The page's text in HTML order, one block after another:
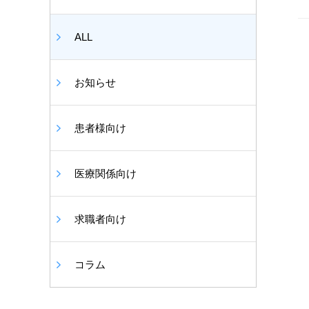
ALL
お知らせ
患者様向け
医療関係向け
求職者向け
コラム